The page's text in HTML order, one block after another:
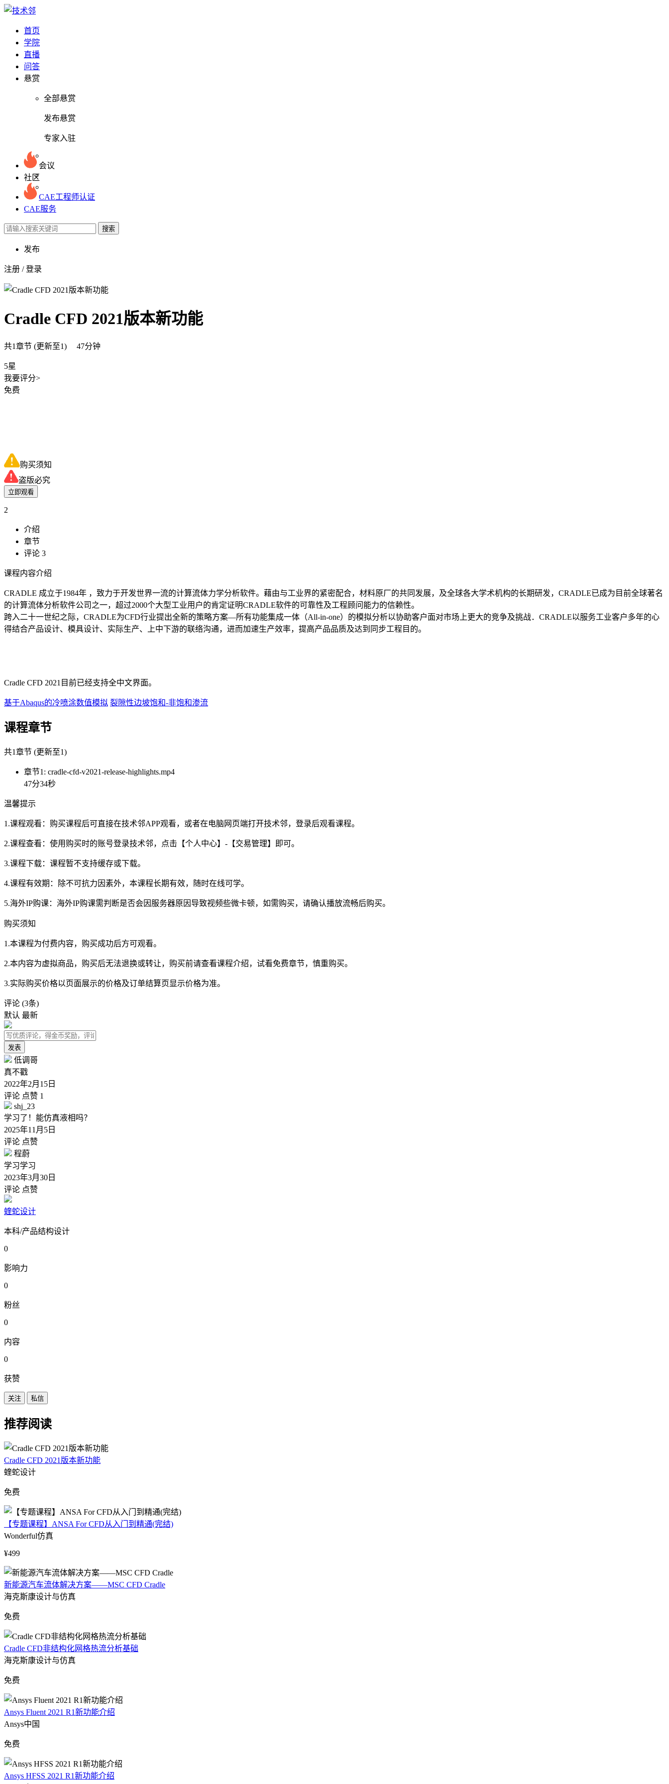
首页
学院
直播
问答
悬赏
全部悬赏
发布悬赏
专家入驻
会议
社区
CAE工程师认证
CAE服务
搜索
发布
注册 /登录
Cradle CFD 2021版本新功能
共1章节 (更新至1) 47分钟
5星
我要评分>
免费
购买须知
盗版必究
立即观看
2
介绍
章节
评论 3
课程内容介绍
CRADLE 成立于1984年 ，致力于开发世界一流的计算流体力学分析软件。藉由与工业界的紧密配合，材料原厂的共同发展，及全球各大学术机构的长期研发，CRADLE已成为目前全球著名
的计算流体分析软件公司之一，超过2000个大型工业用户的肯定证明CRADLE软件的可靠性及工程顾问能力的信赖性。
跨入二十一世纪之际，CRADLE为CFD行业提出全新的策略方案—所有功能集成一体（All-in-one）的模拟分析以协助客户面对市场上更大的竞争及挑战．CRADLE以服务工业客户多年的心
得结合产品设计、模具设计、实际生产、上中下游的联络沟通，进而加速生产效率，提高产品品质及达到同步工程目的。
Cradle CFD 2021目前已经支持全中文界面。
基于Abaqus的冷喷涂数值模拟 裂隙性边坡饱和-非饱和渗流
课程章节
共1章节 (更新至1)
章节1: cradle-cfd-v2021-release-highlights.mp4
47分34秒
温馨提示
1.课程观看：购买课程后可直接在技术邻APP观看，或者在电脑网页端打开技术邻，登录后观看课程。
2.课程查看：使用购买时的账号登录技术邻，点击【个人中心】-【交易管理】即可。
3.课程下载：课程暂不支持缓存或下载。
4.课程有效期：除不可抗力因素外，本课程长期有效，随时在线可学。
5.海外IP购课：海外IP购课需判断是否会因服务器原因导致视频些微卡顿，如需购买，请确认播放流畅后购买。
购买须知
1.本课程为付费内容，购买成功后方可观看。
2.本内容为虚拟商品，购买后无法退换或转让，购买前请查看课程介绍，试看免费章节，慎重购买。
3.实际购买价格以页面展示的价格及订单结算页显示价格为准。
评论 (3条)
默认 最新
发表
低调哥
真不戳
2022年2月15日
评论 点赞 1
shj_23
学习了！能仿真液相吗？
2025年11月5日
评论 点赞
程蔚
学习学习
2023年3月30日
评论 点赞
蝰蛇设计
本科/产品结构设计
0
影响力
0
粉丝
0
内容
0
获赞
关注 私信
推荐阅读
Cradle CFD 2021版本新功能
蝰蛇设计
免费
【专题课程】ANSA For CFD从入门到精通(完结)
Wonderful仿真
¥499
新能源汽车流体解决方案——MSC CFD Cradle
海克斯康设计与仿真
免费
Cradle CFD非结构化网格热流分析基础
海克斯康设计与仿真
免费
Ansys Fluent 2021 R1新功能介绍
Ansys中国
免费
Ansys HFSS 2021 R1新功能介绍